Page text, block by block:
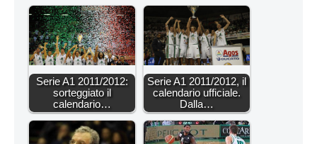
Serie A1 2011/2012:
sorteggiato il
calendario…
Serie A1 2011/2012, il
calendario ufficiale.
Dalla…